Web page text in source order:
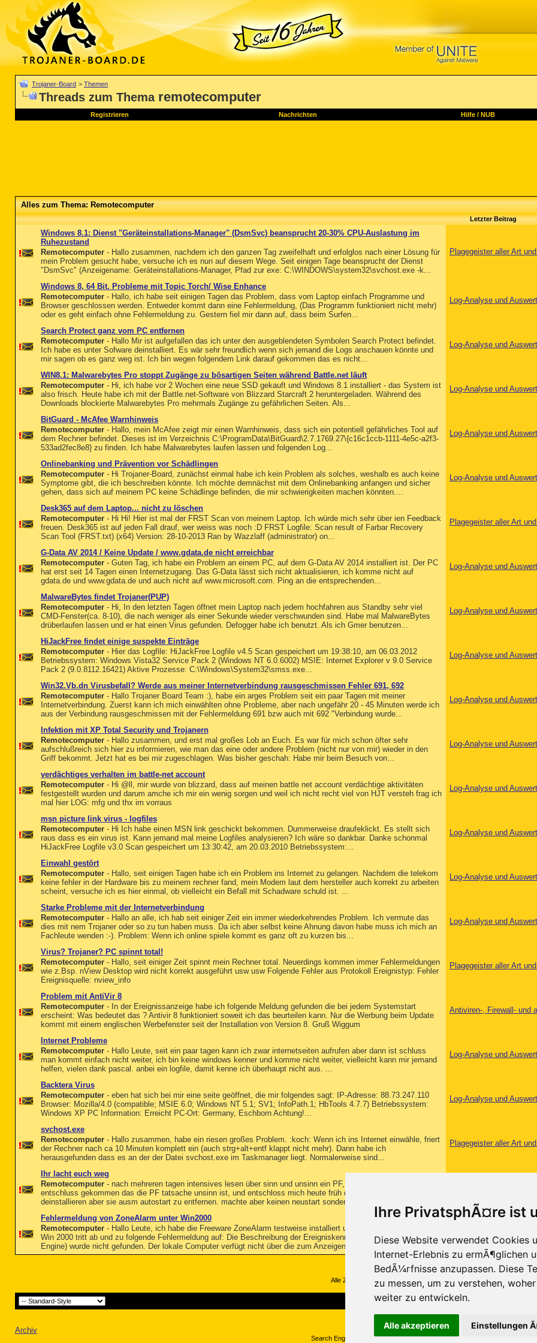
Ihre PrivatsphÃ¤re ist
Diese Website verwendet Cookies
Internet-Erlebnis zu ermÃ¶glichen
BedÃ¼rfnisse anzupassen. Diese
zu messen, um zu verstehen,
weiter zu entwickeln.
Alle akzeptieren Einstellungen
Trojaner-Board > Themen
Threads zum Thema remotecomputer
Registrieren Nachrichten Hilfe/ NUB
Alles zum Thema: Remotecomputer
Letzter Beitrag
Windows 8.1: Dienst "Geräteinstallations-Manager" (DsmSvc) beansprucht 20-30% CPU-Auslastung im
Ruhezustand
Remotecomputer - Hallo zusammen, nachdem ich den ganzen Tag zweifelhaft und erfolglos nach einer Lösung für
mein Problem gesucht habe, versuche ich es nun auf diesem Wege. Seit einigen Tage beansprucht der Dienst
"DsmSvc" (Anzeigename: Geräteinstallations-Manager, Pfad zur exe: C:\WINDOWS\system32\svchost.exe -k...
Plagegeister aller Art
Windows 8, 64 Bit. Probleme mit Topic Torch/ Wise Enhance
Remotecomputer - Hallo, ich habe seit einigen Tagen das Problem, dass vom Laptop einfach Programme und
Browser geschlossen werden. Entweder kommt dann eine Fehlermeldung, (Das Programm funktioniert nicht mehr)
oder es geht einfach ohne Fehlermeldung zu. Gestern fiel mir dann auf, dass beim Surfen...
Log-Analyse und
Search Protect ganz vom PC entfernen
Remotecomputer - Hallo Mir ist aufgefallen das ich unter den ausgeblendeten Symbolen Search Protect befindet.
Ich habe es unter Sofware deinstalliert. Es wär sehr freundlich wenn sich jemand die Logs anschauen könnte und
mir sagen ob es ganz weg ist. Ich bin wegen folgendem Link darauf gekommen das es nicht...
Log-Analyse und
WIN8.1: Malwarebytes Pro stoppt Zugänge zu bösartigen Seiten während Battle.net läuft
Remotecomputer - Hi, ich habe vor 2 Wochen eine neue SSD gekauft und Windows 8.1 installiert - das System ist
also frisch. Heute habe ich mit der Battle.net-Software von Blizzard Starcraft 2 heruntergeladen. Während des
Downloads blockierte Malwarebytes Pro mehrmals Zugänge zu gefährlichen Seiten. Als...
Log-Analyse und
BitGuard - McAfee Warnhinweis
Remotecomputer - Hallo, mein McAfee zeigt mir einen Warnhinweis, dass sich ein potentiell gefährliches Tool auf
dem Rechner befindet. Dieses ist im Verzeichnis C:\ProgramData\BitGuard\2.7.1769.27\{c16c1ccb-1111-4e5c-a2f3-
533ad2fec8e8} zu finden. Ich habe Malwarebytes laufen lassen und folgenden Log...
Log-Analyse und
Onlinebanking und Prävention vor Schädlingen
Remotecomputer - Hi Trojaner-Board, zunächst einmal habe ich kein Problem als solches, weshalb es auch keine
Symptome gibt, die ich beschreiben könnte. Ich möchte demnächst mit dem Onlinebanking anfangen und sicher
gehen, dass sich auf meinem PC keine Schädlinge befinden, die mir schwierigkeiten machen könnten....
Log-Analyse und
Desk365 auf dem Laptop... nicht zu löschen
Remotecomputer - Hi Hi! Hier ist mal der FRST Scan von meinem Laptop. Ich würde mich sehr über ien Feedback
freuen. Desk365 ist auf jeden Fall drauf, wer weiss was noch :D FRST Logfile: Scan result of Farbar Recovery
Scan Tool (FRST.txt) (x64) Version: 28-10-2013 Ran by Wazzlaff (administrator) on...
Plagegeister aller Art
G-Data AV 2014 / Keine Update / www.gdata.de nicht erreichbar
Remotecomputer - Guten Tag, ich habe ein Problem an einem PC, auf dem G-Data AV 2014 installiert ist. Der PC
hat erst seit 14 Tagen einen Internetzugang. Das G-Data lässt sich nicht aktualisieren, ich komme nicht auf
gdata.de und www.gdata.de und auch nicht auf www.microsoft.com. Ping an die entsprechenden...
Log-Analyse und
MalwareBytes findet Trojaner(PUP)
Remotecomputer - Hi, In den letzten Tagen öffnet mein Laptop nach jedem hochfahren aus Standby sehr viel
CMD-Fenster(ca. 8-10), die nach weniger als einer Sekunde wieder verschwunden sind. Habe mal MalwareBytes
drüberlaufen lassen und er hat einen Virus gefunden. Defogger habe ich benutzt. Als ich Gmer benutzen...
Log-Analyse und
HiJackFree findet einige suspekte Einträge
Remotecomputer - Hier das Logfile: HiJackFree Logfile v4.5 Scan gespeichert um 19:38:10, am 06.03.2012
Betriebssystem: Windows Vista32 Service Pack 2 (Windows NT 6.0.6002) MSIE: Internet Explorer v 9.0 Service
Pack 2 (9.0.8112.16421) Aktive Prozesse: C:\Windows\System32\smss.exe...
Log-Analyse und
Win32.Vb.dn Virusbefall? Werde aus meiner Internetverbindung rausgeschmissen Fehler 691, 692
Remotecomputer - Hallo Trojaner Board Team :), habe ein arges Problem seit ein paar Tagen mit meiner
Internetverbindung. Zuerst kann ich mich einwählten ohne Probleme, aber nach ungefähr 20 - 45 Minuten werde ich
aus der Verbindung rausgeschmissen mit der Fehlermeldung 691 bzw auch mit 692 "Verbindung wurde...
Log-Analyse und
Infektion mit XP Total Security und Trojanern
Remotecomputer - Hallo zusammen, und erst mal großes Lob an Euch. Es war für mich schon öfter sehr
aufschlußreich sich hier zu informieren, wie man das eine oder andere Problem (nicht nur von mir) wieder in den
Griff bekommt. Jetzt hat es bei mir zugeschlagen. Was bisher geschah: Habe mir beim Besuch von...
Log-Analyse und
verdächtiges verhalten im battle-net account
Remotecomputer - Hi @ll, mir wurde von blizzard, dass auf meinen battle net account verdächtige aktivitäten
festgestellt wurden und darum amche ich mir ein wenig sorgen und weil ich nicht recht viel von HJT versteh frag ich
mal hier LOG: mfg und thx im vorraus
Log-Analyse und
msn picture link virus - logfiles
Remotecomputer - Hi Ich habe einen MSN link geschickt bekommen. Dummerweise draufeklickt. Es stellt sich
raus dass es ein virus ist. Kann jemand mal meine Logfiles analysieren? Ich wäre so dankbar. Danke schonmal
HiJackFree Logfile v3.0 Scan gespeichert um 13:30:42, am 20.03.2010 Betriebssystem:...
Log-Analyse und
Einwahl gestört
Remotecomputer - Hallo, seit einigen Tagen habe ich ein Problem ins Internet zu gelangen. Nachdem die telekom
keine fehler in der Hardware bis zu meinem rechner fand, mein Modem laut dem hersteller auch korrekt zu arbeiten
scheint, versuche ich es hier einmal, ob vielleicht ein Befall mit Schadware schuld ist. ...
Log-Analyse und
Starke Probleme mit der Internetverbindung
Remotecomputer - Hallo an alle, ich hab seit einiger Zeit ein immer wiederkehrendes Problem. Ich vermute das
dies mit nem Trojaner oder so zu tun haben muss. Da ich aber selbst keine Ahnung davon habe muss ich mich an
Fachleute wenden :-). Problem: Wenn ich online spiele kommt es ganz oft zu kurzen bis...
Log-Analyse und
Virus? Trojaner? PC spinnt total!
Remotecomputer - Hallo, seit einiger Zeit spinnt mein Rechner total. Neuerdings kommen immer Fehlermeldungen
wie z.Bsp. nView Desktop wird nicht korrekt ausgeführt usw usw Folgende Fehler aus Protokoll Ereignistyp: Fehler
Ereignisquelle: nview_info
Plagegeister aller Art
Problem mit AntiVir 8
Remotecomputer - In der Ereignissanzeige habe ich folgende Meldung gefunden die bei jedem Systemstart
erscheint: Was bedeutet das ? Antivir 8 funktioniert soweit ich das beurteilen kann. Nur die Werbung beim Update
kommt mit einem englischen Werbefenster seit der Installation von Version 8. Gruß Wiggum
Antiviren-, Firewall- und
Internet Probleme
Remotecomputer - Hallo Leute, seit ein paar tagen kann ich zwar internetseiten aufrufen aber dann ist schluss
man kommt einfach nicht weiter, ich bin keine windows kenner und komme nicht weiter, vielleicht kann mir jemand
helfen, vielen dank pascal. anbei ein logfile, damit kenne ich überhaupt nicht aus. ...
Log-Analyse und
Backtera Virus
Remotecomputer - eben hat sich bei mir eine seite geöffnet, die mir folgendes sagt: IP-Adresse: 88.73.247.110
Browser: Mozilla/4.0 (compatible; MSIE 6.0; Windows NT 5.1; SV1; InfoPath.1; HbTools 4.7.7) Betriebssystem:
Windows XP PC Information: Erreicht PC-Ort: Germany, Eschborn Achtung!...
Log-Analyse und
svchost.exe
Remotecomputer - Hallo zusammen, habe ein riesen großes Problem. :koch: Wenn ich ins Internet einwähle, friert
der Rechner nach ca 10 Minuten komplett ein (auch strg+alt+entf klappt nicht mehr). Dann habe ich
herausgefunden dass es an der der Datei svchost.exe im Taskmanager liegt. Normalerweise sind...
Plagegeister aller Art
Ihr lacht euch weg
Remotecomputer - nach mehreren tagen intensives lesen über sinn und unsinn ein PF, bin ich heut zu dem
entschluss gekommen das die PF tatsache unsinn ist, und entschloss mich heute früh die PF zwar noch nicht zu
deinstallieren aber sie ausm autostart zu entfernen. machte aber keinen neustart sondern beendete die PF...
Fehlermeldung von ZoneAlarm unter Win2000
Remotecomputer - Hallo Leute, ich habe die Freeware ZoneAlarm testweise installiert und im Ereignisprotokoll von
Win 2000 tritt ab und zu folgende Fehlermeldung auf: Die Beschreibung der Ereigniskennung (1) in (True Vector
Engine) wurde nicht gefunden. Der lokale Computer verfügt nicht über die zum Anzeigen...
Alle Zeitangaben in WEZ +1. Es ist jetzt11:04 Uhr.
Copyright ©2000-2026, Trojaner-Board
Archiv
Search Engine Optimization by vBSEO ©2011, Crawlability, Inc.